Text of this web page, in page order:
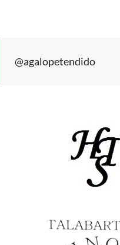
@agalopetendido